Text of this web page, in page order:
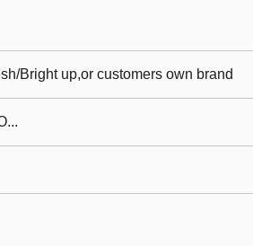
Bright up,or customers own brand